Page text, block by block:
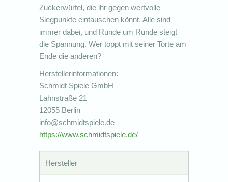
Zuckerwürfel, die ihr gegen wertvolle
Siegpunkte eintauschen könnt. Alle sind
immer dabei, und Runde um Runde steigt
die Spannung. Wer toppt mit seiner Torte am
Ende die anderen?
Herstellerinformationen:
Schmidt Spiele GmbH
Lahnstraße 21
12055 Berlin
info@schmidtspiele.de
https://www.schmidtspiele.de/
Hersteller